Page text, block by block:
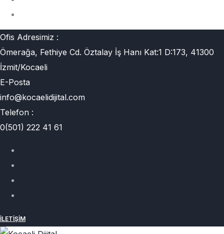
Ofis Adresimiz :
Ömerağa, Fethiye Cd. Öztalay İş Hanı Kat:1 D:173, 41300
İzmit/Kocaeli
E-Posta
info@kocaelidijital.com
Telefon :
0(501) 222 41 61
İLETIŞIM